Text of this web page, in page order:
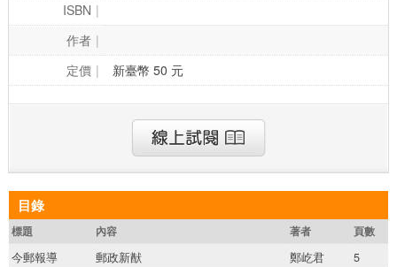
ISBN
作者
定價
新臺幣 50 元
目錄
標題 內容 著者 頁數
今郵報導 郵政新猷 鄭屹君
5